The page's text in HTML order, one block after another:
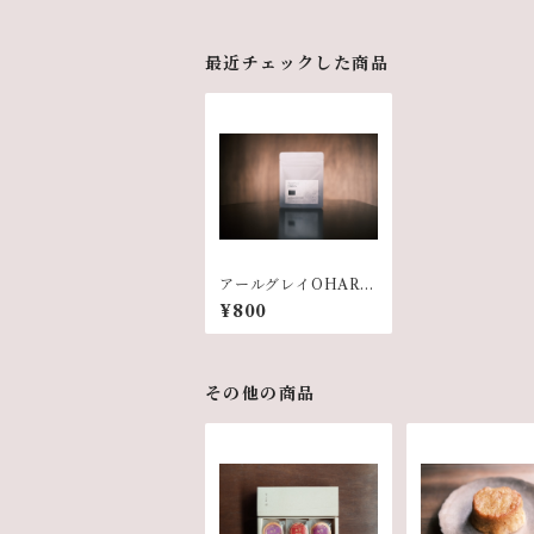
最近チェックした商品
アールグレイOHARA
（ティーバッグ6個入
り）
¥800
その他の商品